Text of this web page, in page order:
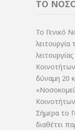
ΤΟ
Το Γενικό
δύναμη 20
Σήμερα το
διαθέτει